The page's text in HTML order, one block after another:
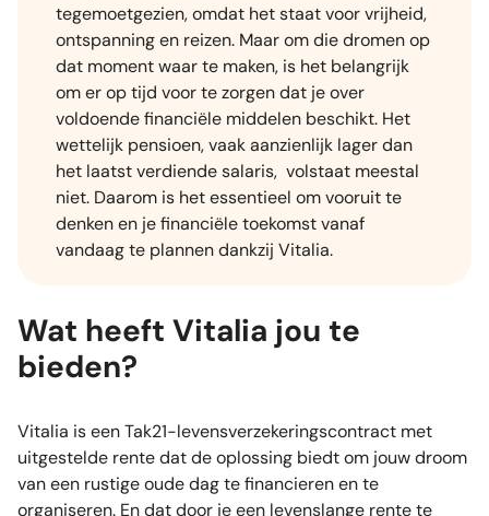
tegemoetgezien, omdat het staat voor vrijheid,
ontspanning en reizen. Maar om die dromen op
dat moment waar te maken, is het belangrijk
om er op tijd voor te zorgen dat je over
voldoende financiële middelen beschikt. Het
wettelijk pensioen, vaak aanzienlijk lager dan
het laatst verdiende salaris, volstaat meestal
niet. Daarom is het essentieel om vooruit te
denken en je financiële toekomst vanaf
vandaag te plannen dankzij Vitalia.
Wat heeft Vitalia jou te
bieden?
Vitalia is een Tak21-levensverzekeringscontract met
uitgestelde rente dat de oplossing biedt om jouw droom
van een rustige oude dag te financieren en te
organiseren. En dat door je een levenslange rente te